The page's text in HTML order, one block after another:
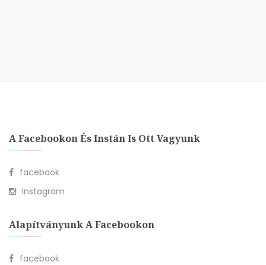
A Facebookon És Instán Is Ott Vagyunk
facebook
Instagram
Alapítványunk A Facebookon
facebook